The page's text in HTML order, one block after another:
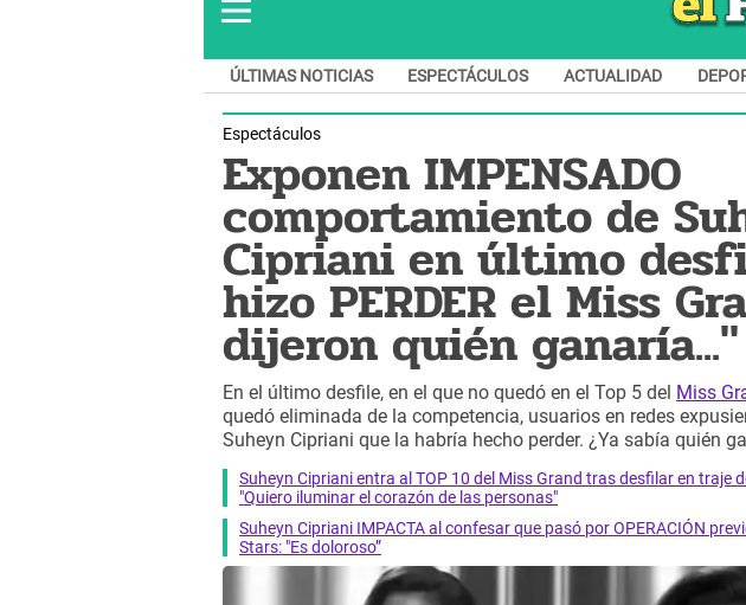
ÚLTIMAS NOTICIAS ESPECTÁCULOS ACTUALIDAD
Espectáculos
Exponen IMPENSADO
comportamiento de
Cipriani en último
hizo PERDER el Miss
dijeron quién ganaría..."
En el último desfile, en el que no quedó en el Top 5 del Miss
quedó eliminada de la competencia, usuarios en redes
Suheyn Cipriani que la habría hecho perder. ¿Ya sabía quién
Suheyn Cipriani entra al TOP 10 del Miss Grand tras desfilar en traje
"Quiero iluminar el corazón de las personas"
Suheyn Cipriani IMPACTA al confesar que pasó por OPERACIÓN
Stars: "Es doloroso”